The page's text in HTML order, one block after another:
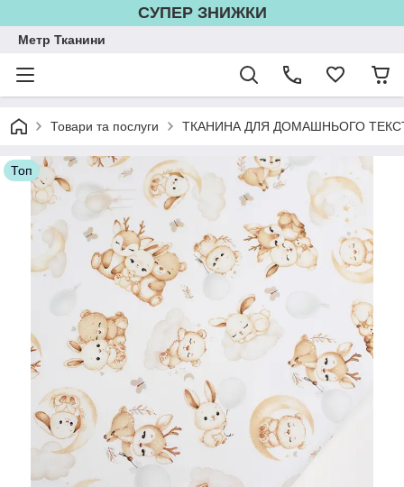
СУПЕР ЗНИЖКИ
Метр Тканини
Товари та послуги ТКАНИНА ДЛЯ ДОМАШНЬОГО
Топ